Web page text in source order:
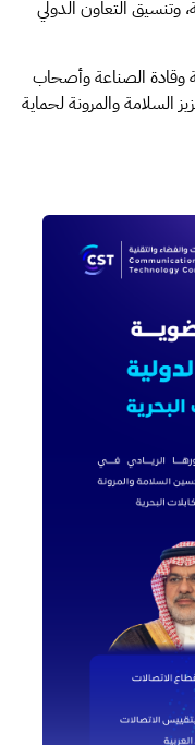
وتنسيق التعاون الدولي
وقادة الصناعة وأصحاب
السلامة والمرونة لحماية